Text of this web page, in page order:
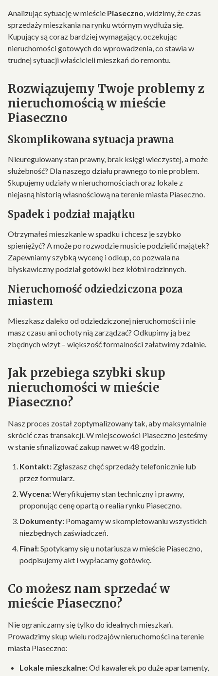
Analizując sytuację w mieście Piaseczno, widzimy, że czas
sprzedaży mieszkania na rynku wtórnym wydłuża się.
Kupujący są coraz bardziej wymagający, oczekując
nieruchomości gotowych do wprowadzenia, co stawia w
trudnej sytuacji właścicieli mieszkań do remontu.
Rozwiązujemy Twoje problemy z
nieruchomością w mieście
Piaseczno
Skomplikowana sytuacja prawna
Nieuregulowany stan prawny, brak księgi wieczystej, a może
służebność? Dla naszego działu prawnego to nie problem.
Skupujemy udziały w nieruchomościach oraz lokale z
niejasną historią własnościową na terenie miasta Piaseczno.
Spadek i podział majątku
Otrzymałeś mieszkanie w spadku i chcesz je szybko
spieniężyć? A może po rozwodzie musicie podzielić majątek?
Zapewniamy szybką wycenę i odkup, co pozwala na
błyskawiczny podział gotówki bez kłótni rodzinnych.
Nieruchomość odziedziczona poza
miastem
Mieszkasz daleko od odziedziczonej nieruchomości i nie
masz czasu ani ochoty nią zarządzać? Odkupimy ją bez
zbędnych wizyt – większość formalności załatwimy zdalnie.
Jak przebiega szybki skup
nieruchomości w mieście
Piaseczno?
Nasz proces został zoptymalizowany tak, aby maksymalnie
skrócić czas transakcji. W miejscowości Piaseczno jesteśmy
w stanie sfinalizować zakup nawet w 48 godzin.
Kontakt: Zgłaszasz chęć sprzedaży telefonicznie lub
przez formularz.
Wycena:Weryfikujemy stan techniczny i prawny,
proponując cenę opartą o realia rynku Piaseczno.
Dokumenty: Pomagamy w skompletowaniu wszystkich
niezbędnych zaświadczeń.
Finał:Spotykamy się u notariusza w mieście Piaseczno,
podpisujemy akt i wypłacamy gotówkę.
Co możesz nam sprzedać w
mieście Piaseczno?
Nie ograniczamy się tylko do idealnych mieszkań.
Prowadzimy skup wielu rodzajów nieruchomości na terenie
miasta Piaseczno:
Lokale mieszkalne:Od kawalerek po duże apartamenty,